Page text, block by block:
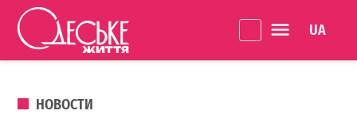
Перейти к содержанию
життя
ОПУБЛИКОВАНО В
НОВОСТИ